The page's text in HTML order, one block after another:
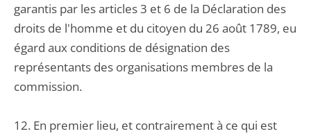
garantis par les articles 3 et 6 de la Déclaration des
droits de l'homme et du citoyen du 26 août 1789, eu
égard aux conditions de désignation des
représentants des organisations membres de la
commission.
12. En premier lieu, et contrairement à ce qui est